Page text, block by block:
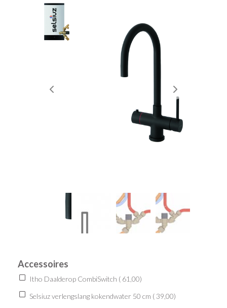
Accessoires
Itho Daalderop CombiSwitch ( 61,00)
Selsiuz verlengslang kokendwater 50 cm (39,00)